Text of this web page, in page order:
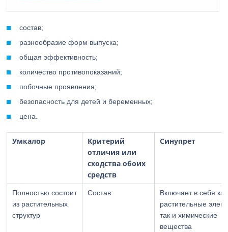
состав;
разнообразие форм выпуска;
общая эффективность;
количество противопоказаний;
побочные проявления;
безопасность для детей и беременных;
цена.
Умкалор
Критерий
отличия или
сходства обоих
средств
Синупрет
Полностью состоит
из растительных
структур
Состав
Включает в себя как
растительные
так и химические
вещества